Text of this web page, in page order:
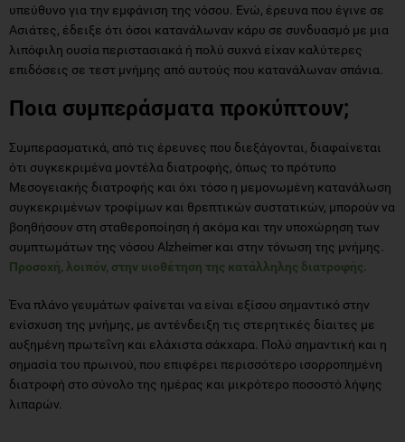
υπεύθυνο για την εμφάνιση της νόσου. Ενώ, έρευνα που έγινε σε
Ασιάτες, έδειξε ότι όσοι κατανάλωναν κάρυ σε συνδυασμό με μια
λιπόφιλη ουσία περιστασιακά ή πολύ συχνά είχαν καλύτερες
επιδόσεις σε τεστ μνήμης από αυτούς που κατανάλωναν σπάνια.
Ποια συμπεράσματα προκύπτουν;
Συμπερασματικά, από τις έρευνες που διεξάγονται, διαφαίνεται
ότι συγκεκριμένα μοντέλα διατροφής, όπως το πρότυπο
Μεσογειακής διατροφής και όχι τόσο η μεμονωμένη κατανάλωση
συγκεκριμένων τροφίμων και θρεπτικών συστατικών, μπορούν να
βοηθήσουν στη σταθεροποίηση ή ακόμα και την υποχώρηση των
συμπτωμάτων της νόσου Alzheimer και στην τόνωση της μνήμης.
Προσοχή, λοιπόν, στην υιοθέτηση της κατάλληλης διατροφής.
Ένα πλάνο γευμάτων φαίνεται να είναι εξίσου σημαντικό στην
ενίσχυση της μνήμης, με αντένδειξη τις στερητικές δίαιτες με
αυξημένη πρωτεΐνη και ελάχιστα σάκχαρα. Πολύ σημαντική και η
σημασία του πρωινού, που επιφέρει περισσότερο ισορροπημένη
διατροφή στο σύνολο της ημέρας και μικρότερο ποσοστό λήψης
λιπαρών.